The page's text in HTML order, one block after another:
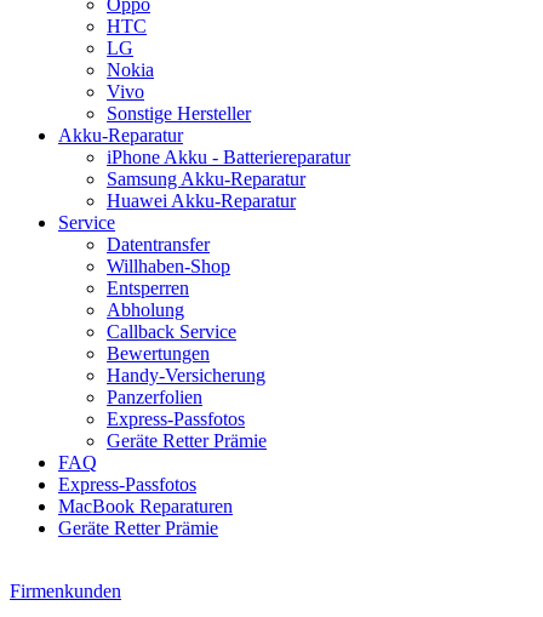
HTC
LG
Nokia
Vivo
Sonstige Hersteller
Akku-Reparatur
iPhone Akku - Batteriereparatur
Samsung Akku-Reparatur
Huawei Akku-Reparatur
Service
Datentransfer
Willhaben-Shop
Entsperren
Abholung
Callback Service
Bewertungen
Handy-Versicherung
Panzerfolien
Express-Passfotos
Geräte Retter Prämie
FAQ
Express-Passfotos
MacBook Reparaturen
Geräte Retter Prämie
Firmenkunden